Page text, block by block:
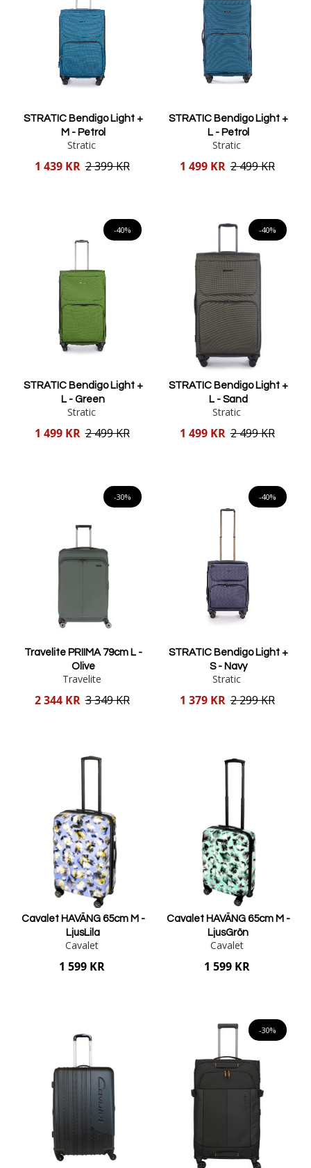
STRATIC Bendigo Light +
M - Petrol
Stratic
Reducerat
1 439 KR 2 399 KR
STRATIC Bendigo Light +
L - Petrol
Stratic
Reducerat
1 499 KR 2 499 KR
-40%
STRATIC Bendigo Light +
L - Green
Stratic
Reducerat
1 499 KR 2 499 KR
-40%
STRATIC Bendigo Light +
L - Sand
Stratic
Reducerat
1 499 KR 2 499 KR
-30%
Travelite PRIIMA 79cm L -
Olive
Travelite
Reducerat
2 344 KR 3 349 KR
-40%
STRATIC Bendigo Light +
S - Navy
Stratic
Reducerat
1 379 KR 2 299 KR
Cavalet HAVÄNG 65cm M -
LjusLila
Cavalet
1 599 KR
Cavalet HAVÄNG 65cm M -
LjusGrön
Cavalet
1 599 KR
-30%